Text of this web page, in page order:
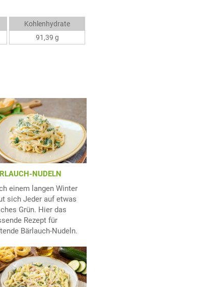
Kohlenhydrate
91,39 g
NUDELN
einem langen Winter
sich Jeder auf etwas
Grün. Hier das
Rezept für
Bärlauch-Nudeln.